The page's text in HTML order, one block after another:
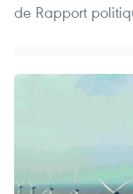
de Rapport